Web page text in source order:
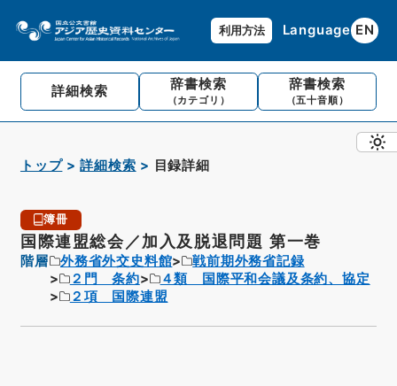
利用方法 Language EN
詳細検索 辞書検索
（カテゴリ）
辞書検索
（五十音順）
トップ 詳細検索 目録詳細
簿冊
国際連盟総会／加入及脱退問題 第一巻
階層 外務省外交史料館
戦前期外務省記録
２門 条約
４類 国際平和会議及条約、協定
２項 国際連盟